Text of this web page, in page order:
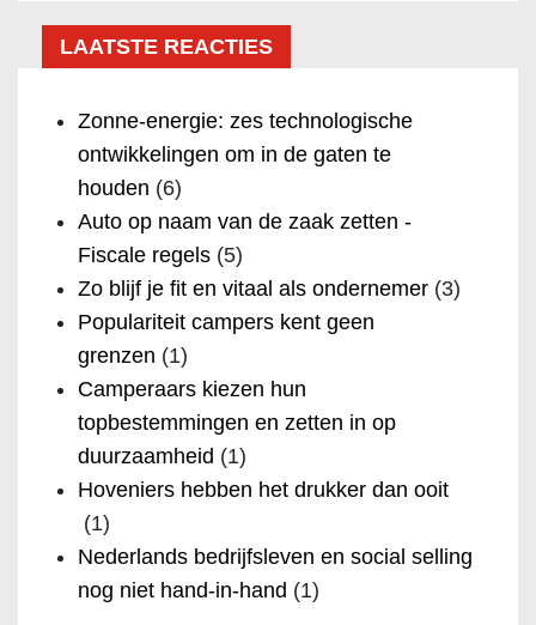
LAATSTE REACTIES
Zonne-energie: zes technologische
ontwikkelingen om in de gaten te
houden (6)
Auto op naam van de zaak zetten -
Fiscale regels (5)
Zo blijf je fit en vitaal als ondernemer (3)
Populariteit campers kent geen
grenzen (1)
Camperaars kiezen hun
topbestemmingen en zetten in op
duurzaamheid (1)
Hoveniers hebben het drukker dan ooit
(1)
Nederlands bedrijfsleven en social selling
nog niet hand-in-hand (1)